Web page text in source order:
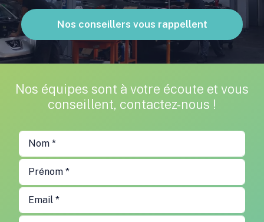
Nos équipes sont à votre écoute et vous
conseillent, contactez-nous !
Nos conseillers vous rappellent